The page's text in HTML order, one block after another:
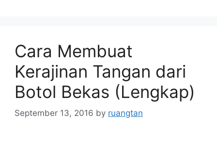
Cara Membuat
Kerajinan Tangan dari
Botol Bekas (Lengkap)
September 13, 2016 by ruangtan